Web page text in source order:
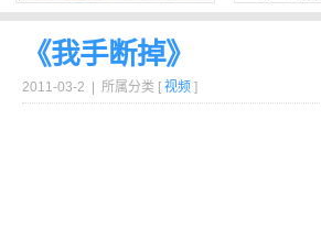
《我手断掉》
2011-03-2 | 所属分类 [ 视频 ]